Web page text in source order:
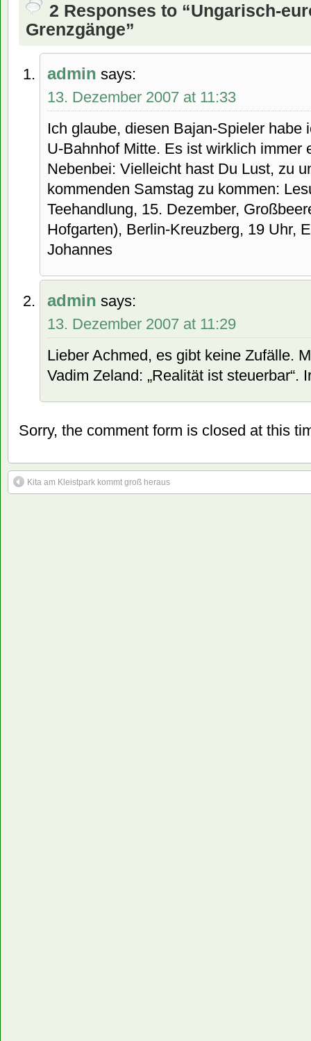
2 Responses to “Ungarisch-
Grenzgänge”
admin says:
13. Dezember 2007 at 11:33
Ich glaube, diesen Bajan-Spieler habe
U-Bahnhof Mitte. Es ist wirklich immer
Nebenbei: Vielleicht hast Du Lust, zu
kommenden Samstag zu kommen:
Teehandlung, 15. Dezember,
Hofgarten), Berlin-Kreuzberg, 19 Uhr,
Johannes
admin says:
13. Dezember 2007 at 11:29
Lieber Achmed, es gibt keine Zufälle.
Vadim Zeland: „Realität ist steuerbar“.
Sorry, the comment form is closed at this
Kita am Kleistpark kommt groß heraus